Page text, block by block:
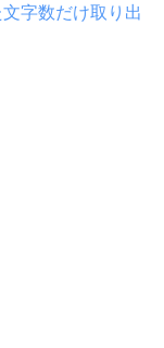
字数だけ取り出